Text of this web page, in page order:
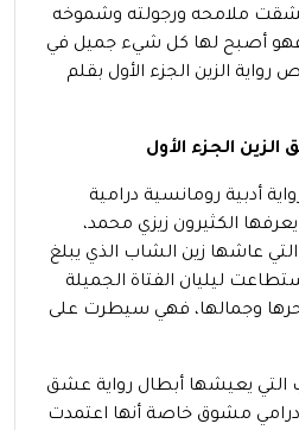
ملامحه ورجولته وشموخه
أصبح لها كل شيء جميل في
الزين الجزء الأول بقلم
الجزء الأول
أدبية رومانسية درامية
الكثيرون زيزي محمد،
عاشها زين الشاب الذي يبلغ
ليليان الفتاة الجميلة
وجمالها، فهي سيطرت على
التي يعيشها أبطال رواية عشق
درامي مشوق خاصة أنها اعتمدت